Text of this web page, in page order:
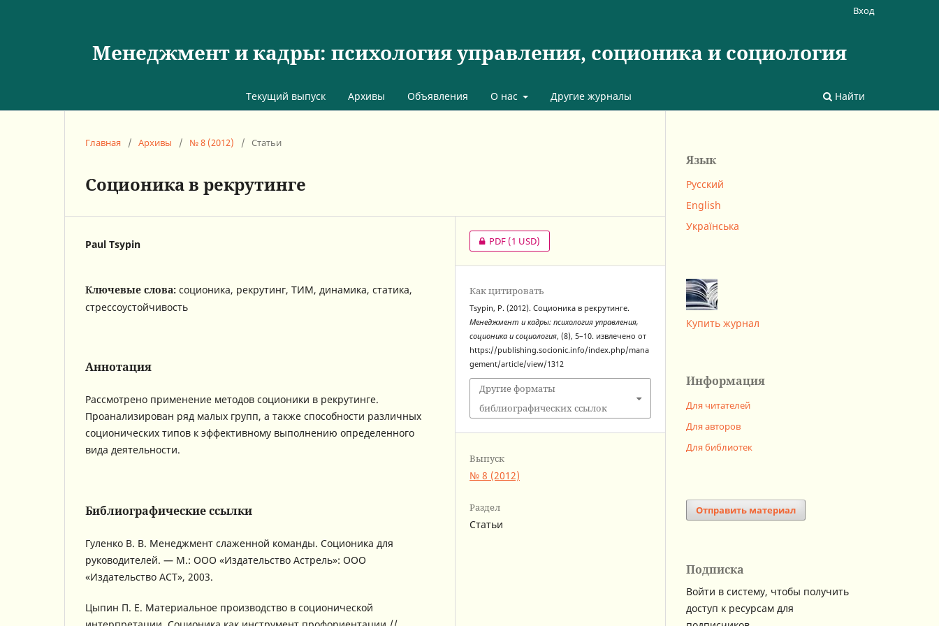
Менеджмент и кадры: психология управления, соционика и социология
Текущий выпуск Архивы Объявления О нас Другие журналы Найти
Вход
Главная / Архивы / № 8 (2012) / Статьи
Соционика в рекрутинге
Paul Tsypin
Ключевые слова: соционика, рекрутинг, ТИМ, динамика, статика,
стрессоустойчивость
Аннотация
Рассмотрено применение методов соционики в рекрутинге.
Проанализирован ряд малых групп, а также способности различных
соционических типов к эффективному выполнению определенного
вида деятельности.
Библиографические ссылки
Гуленко В. В. Менеджмент слаженной команды. Соционика для
руководителей. — М.: ООО «Издательство Астрель»: ООО
«Издательство АСТ», 2003.
Цыпин П. Е. Материальное производство в соционической
PDF(1 USD)
Как цитировать
Tsypin, P. (2012). Соционика в рекрутинге.
Менеджмент и кадры: психология управления,
соционика и социология, (8), 5–10. извлечено от
https://publishing.socionic.info/index.php/mana
gement/article/view/1312
Другие форматы
библиографических ссылок
Выпуск
№ 8 (2012)
Раздел
Статьи
Язык
Русский
English
Українська
Купить журнал
Информация
Для читателей
Для авторов
Для библиотек
Отправить материал
Подписка
Войти в систему, чтобы получить
доступ к ресурсам для